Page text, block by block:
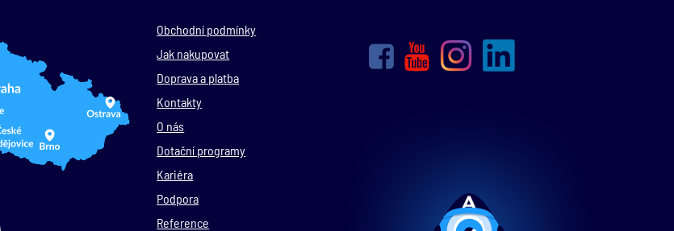
Obchodní podmínky
Jak nakupovat
Doprava a platba
Kontakty
O nás
Dotační programy
Kariéra
Podpora
Reference